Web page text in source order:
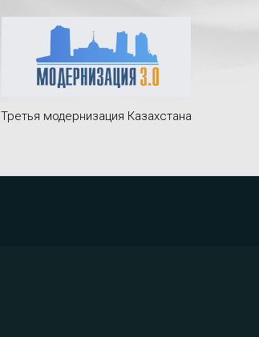
Третья модернизация Казахстана